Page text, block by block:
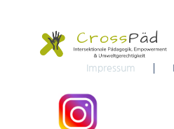
Impressum